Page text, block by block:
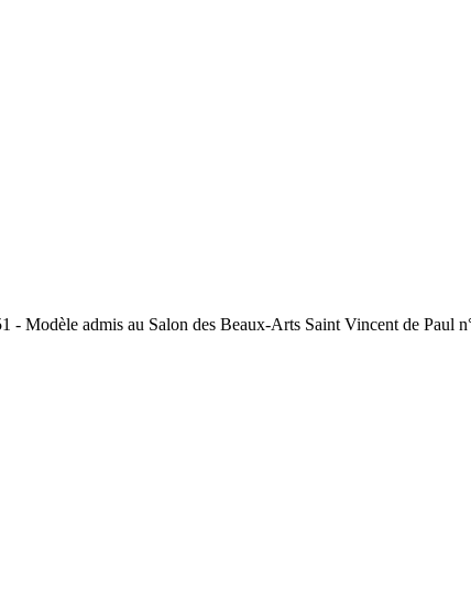
- Modèle admis au Salon des Beaux-Arts Saint Vincent de Paul